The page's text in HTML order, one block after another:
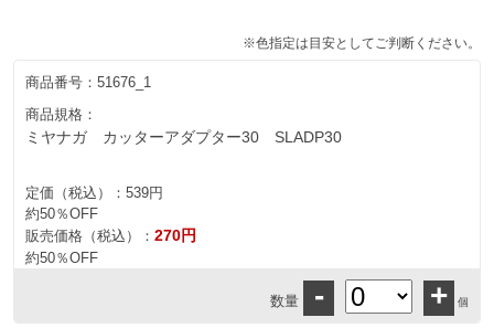
※色指定は目安としてご判断ください。
商品番号： 51676_1
商品規格：
ミヤナガ カッターアダプター30 SLADP30
定価（税込）： 539円
約50％OFF
販売価格（税込）： 270円
約50％OFF
数量 - + 個